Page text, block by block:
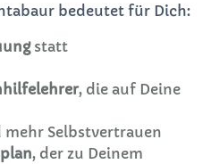
bedeutet für Dich:
statt
, die auf Deine
mehr Selbstvertrauen
, der zu Deinem